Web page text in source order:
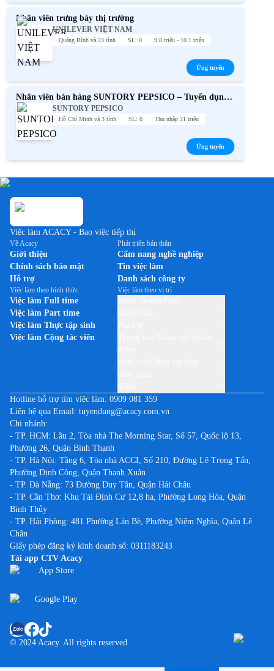
Nhân viên trưng bày thị trường
UNILEVER VIỆT NAM
Quảng Bình và 23 tỉnh SL: 0 9.8 triệu - 10.1 triệu
Ứng tuyển
Nhân viên bán hàng SUNTORY PEPSICO – Tuyển dụng
chính thứcSUNTORY PEPSICO
Hồ Chí Minh và 3 tỉnh SL: 0 Thu nhập 21 triệu
Ứng tuyển
Việc làm ACACY - Bao việc tiếp thị
Về Acacy
Giới thiệu
Chính sách bảo mật
Hỗ trợ
Phát triển bản thân
Cẩm nang nghề nghiệp
Tin việc làm
Danh sách công ty
Việc làm theo hình thức
Việc làm Full time
Việc làm Part time
Việc làm Thực tập sinh
Việc làm Cộng tác viên
Việc làm theo vị trí
Hotline hỗ trợ tìm việc làm: 0909 081 359
Liên hệ qua Email: tuyendung@acacy.com.vn
Chi nhánh:
- TP. HCM: Lầu 2, Tòa nhà The Morning Star, Số 57, Quốc lộ 13,
Phường 26, Quận Bình Thạnh
- TP. Hà Nội: Tầng 6, Tòa nhà ACCI, Số 210, Đường Lê Trọng Tấn,
Phường Định Công, Quận Thanh Xuân
- TP. Đà Nẵng: 73 Đường Duy Tân, Quận Hải Châu
- TP. Cần Thơ: Khu Tái Định Cư 12,8 ha, Phường Long Hòa, Quận
Bình Thủy
- TP. Hải Phòng: 481 Phường Lán Bè, Phường Niệm Nghĩa, Quận Lê
Chân
Giấy phép đăng ký kinh doanh số: 0311183243
Tải app CTV Acacy
© 2024 Acacy. All rights reserved.